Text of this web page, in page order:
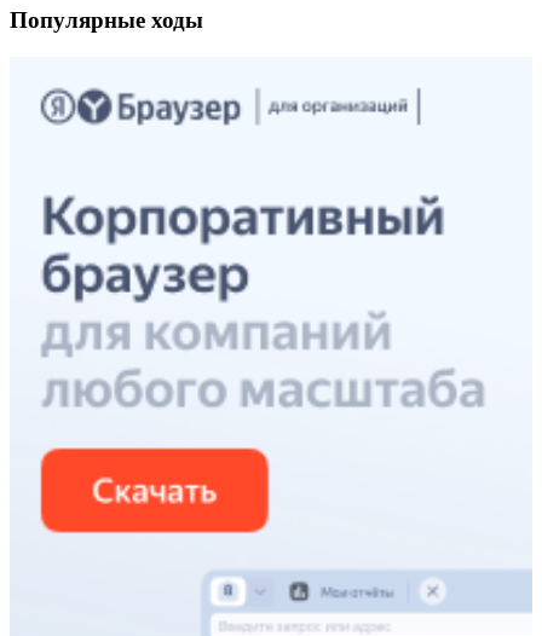
Популярные ходы